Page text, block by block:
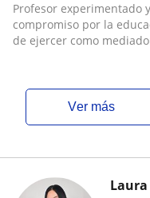
Profesor experimentado
compromiso por la
de ejercer como
ver más
Laura